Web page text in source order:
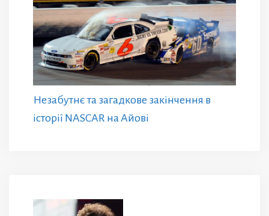
Незабутнє та загадкове закінчення в
історії NASCAR на Айові